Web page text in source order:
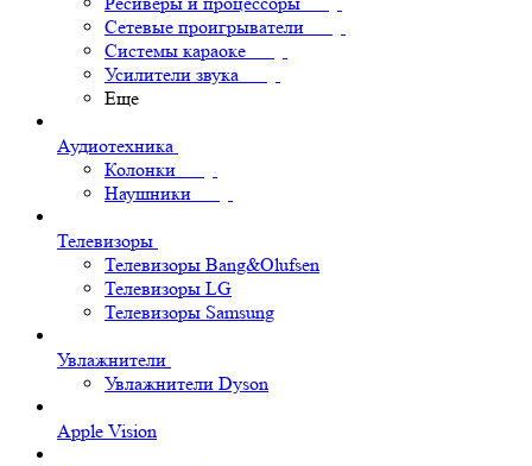
Сетевые проигрыватели
Системы караоке
Усилители звука
Еще
Аудиотехника
Колонки
Наушники
Телевизоры
Телевизоры Bang&Olufsen
Телевизоры LG
Телевизоры Samsung
Увлажнители
Увлажнители Dyson
Apple Vision